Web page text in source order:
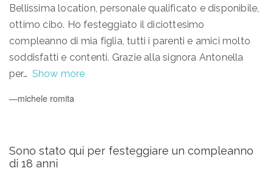
of
5
Bellissima location, personale qualificato e disponibile,
ottimo cibo. Ho festeggiato il diciottesimo
compleanno di mia figlia, tutti i parenti e amici molto
soddisfatti e contenti. Grazie alla signora Antonella
per
Show more
michele romita
Sono stato qui per festeggiare un compleanno
di 18 anni